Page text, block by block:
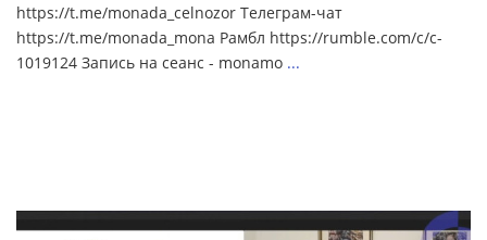
https://t.me/monada_celnozor Телеграм-чат
https://t.me/monada_mona Рамбл https://rumble.com/c/c-
1019124 Запись на сеанс - monamo ...